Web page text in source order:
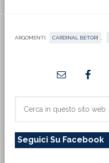
ARGOMENTI: CARDINAL BETORI
primaria
sito
Seguici Su Facebook